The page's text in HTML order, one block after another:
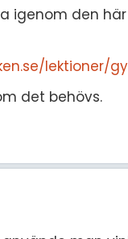
igenom den
lektioner/
det behövs.